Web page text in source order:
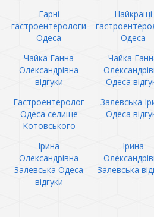
Гарні
гастроентерологи
Одеса
Найкращі
Одеса
Чайка Ганна
Олександрівна
відгуки
Чайка
Одеса
Гастроентеролог
Одеса селище
Котовського
Залевська
Одеса
Ірина
Олександрівна
Залевська Одеса
відгуки
Ірина
Залевська